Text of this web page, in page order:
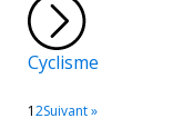
Cyclisme
12Suivant »